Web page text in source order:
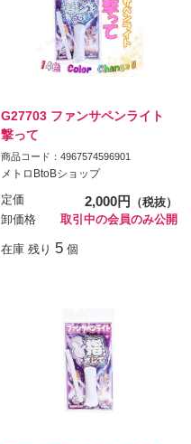
G27703 ファンサペンライト
撃って
商品コード：4967574596901
メトロBtoBショップ
定価 2,000円
（税抜）
卸価格
取引中の会員のみ公開
在庫 残り 5 個